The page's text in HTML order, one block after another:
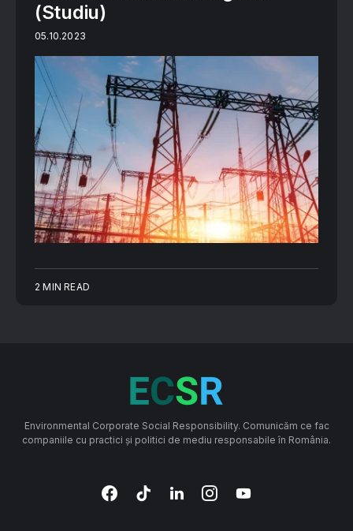
(Studiu)
05.10.2023
2 MIN READ
Environmental Corporate Social Responsibility. Comunicăm ce fac
companiile cu practici și politici de mediu responsabile în România.